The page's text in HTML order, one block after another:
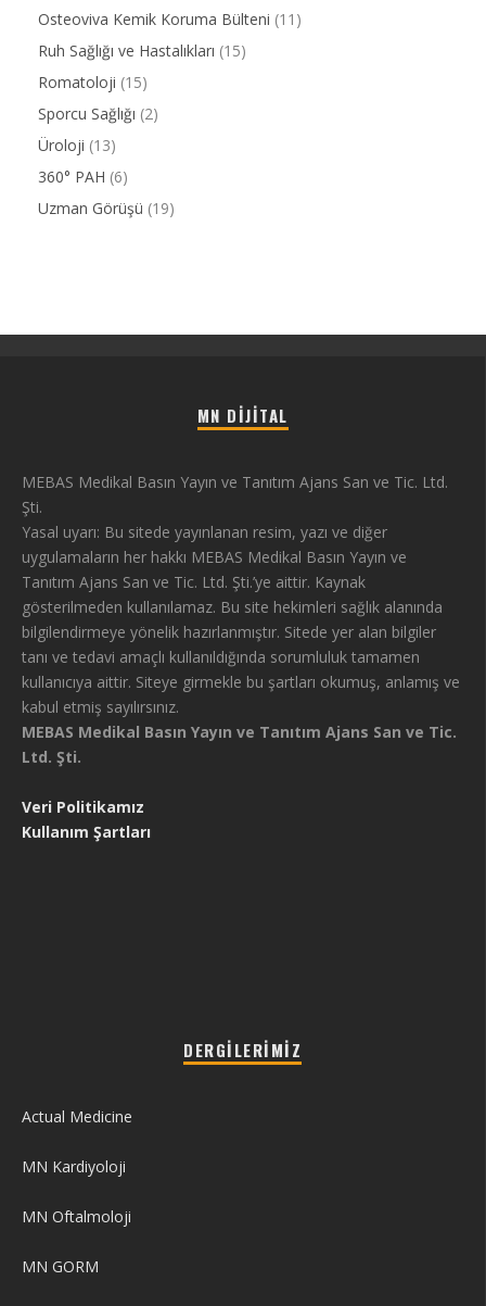
Osteoviva Kemik Koruma Bülteni (11)
Ruh Sağlığı ve Hastalıkları (15)
Romatoloji (15)
Sporcu Sağlığı (2)
Üroloji (13)
360° PAH (6)
Uzman Görüşü (19)
MN DIJITAL
MEBAS Medikal Basın Yayın ve Tanıtım Ajans San ve Tic. Ltd.
Şti.
Yasal uyarı: Bu sitede yayınlanan resim, yazı ve diğer
uygulamaların her hakkı MEBAS Medikal Basın Yayın ve
Tanıtım Ajans San ve Tic. Ltd. Şti.’ye aittir. Kaynak
gösterilmeden kullanılamaz. Bu site hekimleri sağlık alanında
bilgilendirmeye yönelik hazırlanmıştır. Sitede yer alan bilgiler
tanı ve tedavi amaçlı kullanıldığında sorumluluk tamamen
kullanıcıya aittir. Siteye girmekle bu şartları okumuş, anlamış ve
kabul etmiş sayılırsınız.
MEBAS Medikal Basın Yayın ve Tanıtım Ajans San ve Tic.
Ltd. Şti.
Veri Politikamız
Kullanım Şartları
DERGILERIMIZ
Actual Medicine
MN Kardiyoloji
MN Oftalmoloji
MN GORM